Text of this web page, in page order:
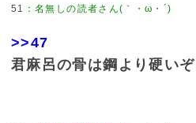
51
>>47
君麻呂の骨は鋼より硬いぞ